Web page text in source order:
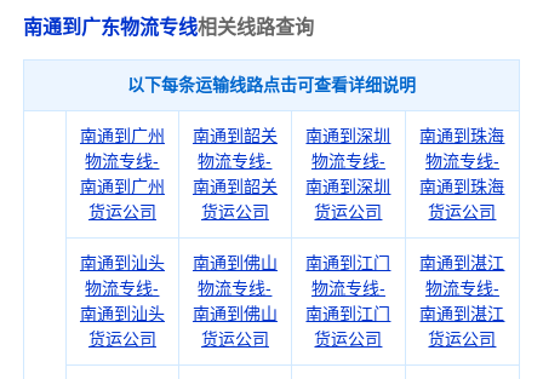
南通到广东物流专线相关线路查询
以下每条运输线路点击可查看详细说明
南通到广州
物流专线-
南通到广州
货运公司
南通到韶关
物流专线-
南通到韶关
货运公司
南通到深圳
物流专线-
南通到深圳
货运公司
南通到珠海
物流专线-
南通到珠海
货运公司
南通到汕头
物流专线-
南通到汕头
货运公司
南通到佛山
物流专线-
南通到佛山
货运公司
南通到江门
物流专线-
南通到江门
货运公司
南通到湛江
物流专线-
南通到湛江
货运公司